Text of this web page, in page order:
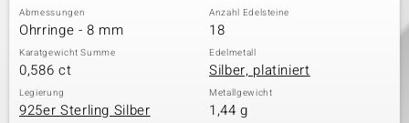
Abmessungen
Ohrringe - 8 mm
Anzahl Edelsteine
18
Karatgewicht Summe
0,586 ct
Edelmetall
Silber, platiniert
Legierung
925er Sterling Silber
Metallgewicht
1,44 g